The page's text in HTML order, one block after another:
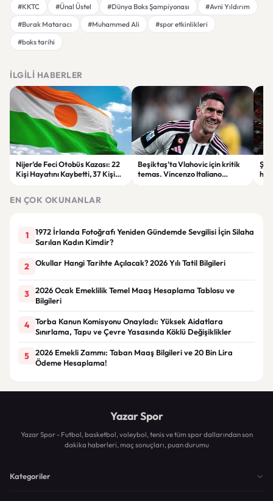
#KKTC #Ünal Üstel #Dünya Boks Şampiyonası
#Avni Yıldırım
#Burak Mataracı
#Muhammed Ali
#spor etkinlikleri
#boks tarihi
İLGILI HABERLER
Nijer’de Feci Otobüs Kazası: 22
Kişi Hayatını Kaybetti, 37 Kişi
Beşiktaş’ta Vlahovic için kritik
temas. Vincenzo Italiano
EN ÇOK OKUNANLAR
1
1972 İrlanda Fotoğrafı Yeniden Gündemde Sevgilisi İçin Silaha
Sarılan Kadın Kimdir?
2 Okullar Hangi Tarihte Açılacak? 2026 Yılı Tatil Bilgileri
3
2026 Ocak Emeklilik Temel Maaş Hesaplama Tablosu ve
Bilgileri
4
Torba Kanun Komisyonu Onayladı: Yüksek Aidatlara
Sınırlama, Tapu ve Çevre Yasasında Köklü Değişiklikler
5
2026 Emekli Zammı: Taban Maaş Bilgileri ve 20 Bin Lira
Ödeme Hesaplama!
Yazar Spor
Yazar Spor - Futbol, basketbol, voleybol, tenis ve tüm spor dallarından son
dakika haberleri, maç sonuçları, puan durumu
Kategoriler